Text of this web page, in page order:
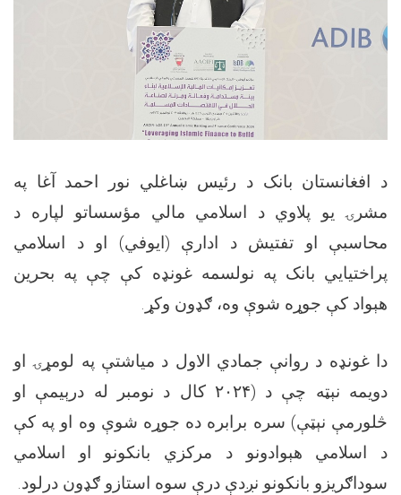
د افغانستان بانک د رئیس ښاغلي نور احمد آغا په
مشرۍ یو پلاوي د اسلامي مالي مؤسساتو لپاره د
محاسبې او تفتیش د ادارې (ایوفي) او د اسلامي
پراختیایي بانک په نولسمه غونډه کې چې په بحرین
هېواد کې جوړه شوې وه، ګډون وکړ.
دا غونډه د روانې جمادي الاول د میاشتې په لومړۍ او
دویمه نېټه چې د (۲۰۲۴ کال د نومبر له درېیمې او
څلورمې نېټې) سره برابره ده جوړه شوې وه او په کې
د اسلامي هېوادونو د مرکزي بانکونو او اسلامي
سوداګریزو بانکونو نږدې درې سوه استازو ګډون درلود.